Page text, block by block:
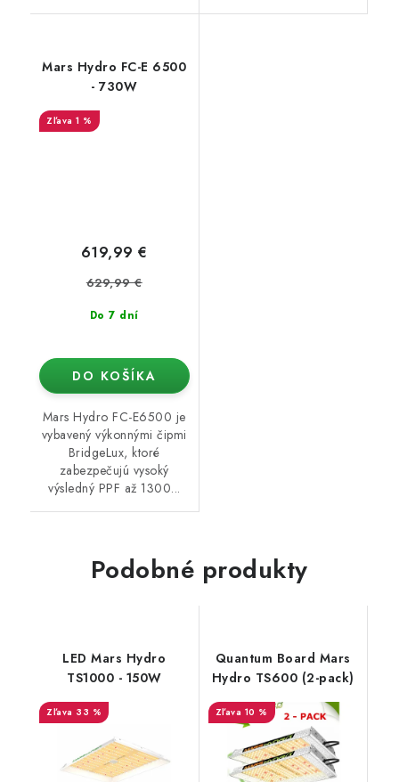
Mars Hydro FC-E 6500
- 730W
1 %
Do 7 dní
619,99 €
629,99 €
DO KOŠÍKA
Mars Hydro FC-E6500 je
vybavený výkonnými čipmi
BridgeLux, ktoré
zabezpečujú vysoký
výsledný PPF až 1300...
Podobné produkty
LED Mars Hydro
TS1000 - 150W
33 %
Quantum Board Mars
Hydro TS600 (2-pack)
10 %